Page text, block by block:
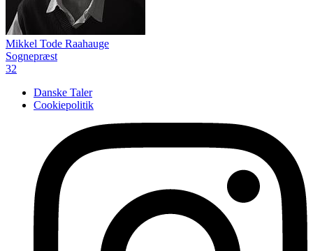
Mikkel Tode Raahauge
Sognepræst
32
Danske Taler
Cookiepolitik